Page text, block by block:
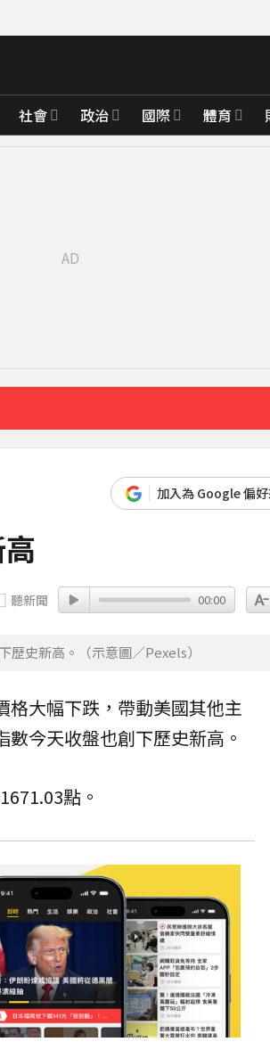
社會 政治 國際 體育
加入為 Google 偏
聽新聞 00:00
史新高。（示意圖／Pexels）
格大幅下跌，帶動美國其他主
今天收盤也創下歷史新高。
點。